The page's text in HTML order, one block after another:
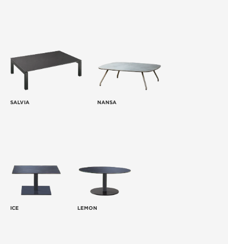
SALVIA NANSA
ICE LEMON